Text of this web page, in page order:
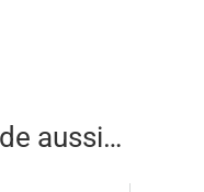
pour casser des os.
La manufacture est
vieille coutellerie de
aussi…